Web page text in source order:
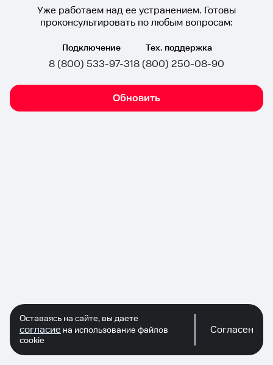
Уже работаем над ее устранением. Готовы
проконсультировать по любым вопросам:
Подключение
8 (800) 533-97-31
Тех. поддержка
8 (800) 250-08-90
Обновить
Оставаясь на сайте, вы даете
согласие на использование файлов
cookie
Согласен